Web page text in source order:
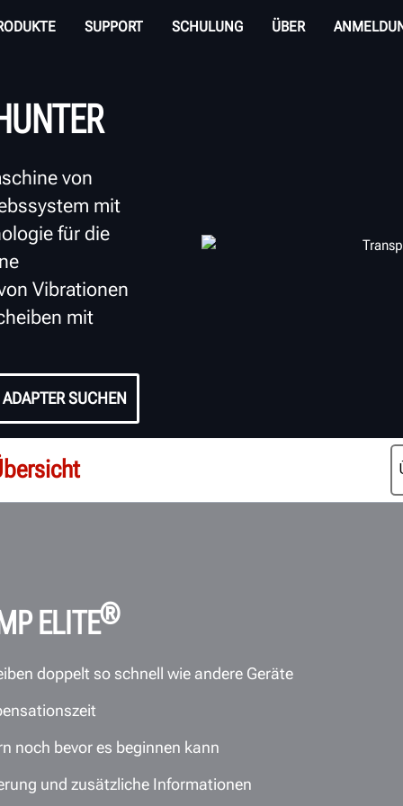
SUPPORT SCHULUNG ÜBER
von
mit
für die
Vibrationen
mit
ADAPTER SUCHEN
ELITE®
doppelt so schnell wie andere Geräte
noch bevor es beginnen kann
und zusätzliche Informationen